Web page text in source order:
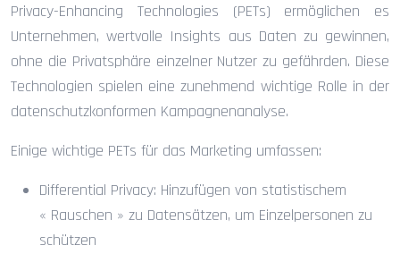
Privacy-Enhancing Technologies (PETs) ermöglichen es
Unternehmen, wertvolle Insights aus Daten zu gewinnen,
ohne die Privatsphäre einzelner Nutzer zu gefährden. Diese
Technologien spielen eine zunehmend wichtige Rolle in der
datenschutzkonformen Kampagnenanalyse.
Einige wichtige PETs für das Marketing umfassen:
Differential Privacy: Hinzufügen von statistischem
« Rauschen » zu Datensätzen, um Einzelpersonen zu
schützen